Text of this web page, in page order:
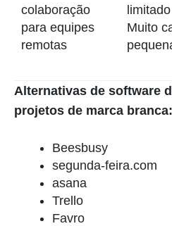
colaboração
para equipes
remotas
limitado
Muito
Alternativas de software
projetos de marca branca:
Beesbusy
segunda-feira.com
asana
Trello
Favro